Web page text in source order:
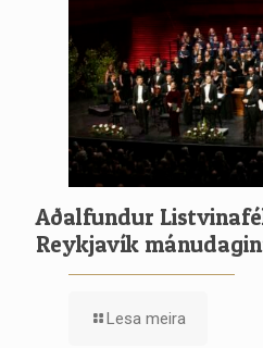
Aðalfundur
Reykjavík
Lesa meira